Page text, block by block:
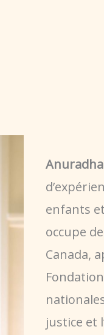
enfants
occupe
Canada,
justice et